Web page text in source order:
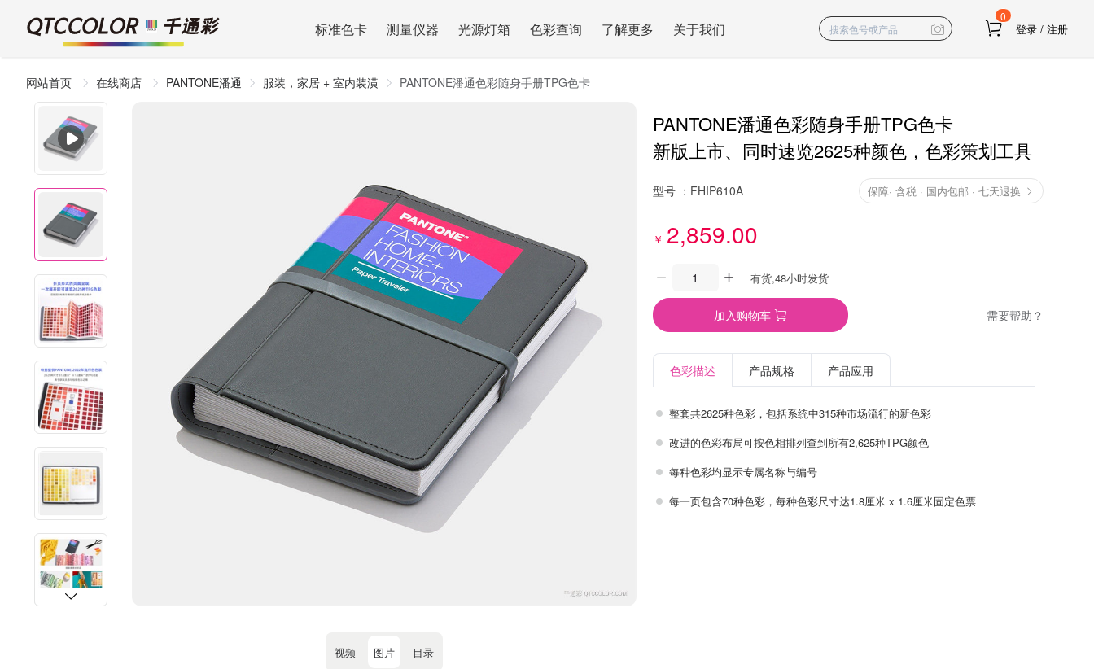
标准色卡 测量仪器 光源灯箱 色彩查询 了解更多 关于我们
0
登录 / 注册
网站首页 在线商店 PANTONE潘通 服装，家居 + 室内装潢 PANTONE潘通色彩随身手册TPG色卡
视频 图片 目录
PANTONE潘通色彩随身手册TPG色卡
新版上市、同时速览2625种颜色，色彩策划工具
型号 ： FHIP610A 保障· 含税 · 国内包邮 · 七天退换
￥ 2,859.00
有货,48小时发货
加入购物车 需要帮助？
色彩描述 产品规格 产品应用
整套共2625种色彩，包括系统中315种市场流行的新色彩
改进的色彩布局可按色相排列查到所有2,625种TPG颜色
每种色彩均显示专属名称与编号
每一页包含70种色彩，每种色彩尺寸达1.8厘米 x 1.6厘米固定色票